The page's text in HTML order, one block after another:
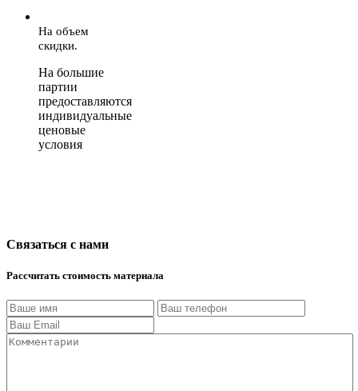
На объем
скидки.
На большие
партии
предоставляются
индивидуальные
ценовые
условия
Связаться с нами
Рассчитать стоимость материала